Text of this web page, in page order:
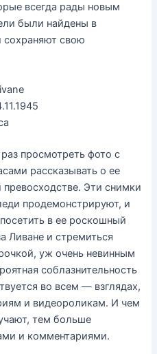
всегда рады новым
были найдены в
сохраняют свою
просмотреть фото с
рассказывать о ее
Эти снимки
продемонстрируют, и
в ее роскошный
Ливане и стремиться
уж очень невинным
соблазнительность
во всем — взглядах,
и видеороликам. И чем
тем больше
и комментариями.